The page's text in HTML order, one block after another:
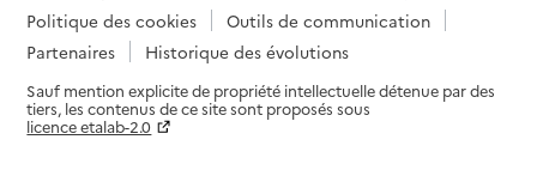
Politique des cookies
Outils de communication
Partenaires
Historique des évolutions
Sauf mention explicite de propriété intellectuelle détenue par des
tiers, les contenus de ce site sont proposés sous
licence etalab-2.0